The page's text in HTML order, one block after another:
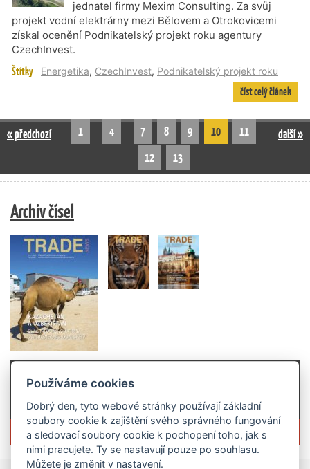
jednatel firmy Mexim Consulting. Za svůj
projekt vodní elektrárny mezi Bělovem a Otrokovicemi
získal ocenění Podnikatelský projekt roku agentury
CzechInvest.
Štítky Energetika, CzechInvest, Podnikatelský projekt roku
číst celý článek
« předchozí 1 … 4 … 7 8 9 10
11
12
13
další »
Archiv čísel
Více informací o časopisu »
Používáme cookies
Dobrý den, tyto webové stránky používají základní
soubory cookie k zajištění svého správného fungování
a sledovací soubory cookie k pochopení toho, jak s
nimi pracujete. Ty se nastavují pouze po souhlasu.
Můžete je změnit v nastavení.